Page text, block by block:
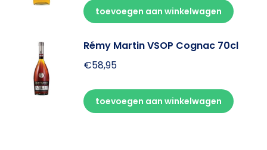
toevoegen aan winkelwagen
Rémy Martin VSOP Cognac 70cl
€58,95
toevoegen aan winkelwagen